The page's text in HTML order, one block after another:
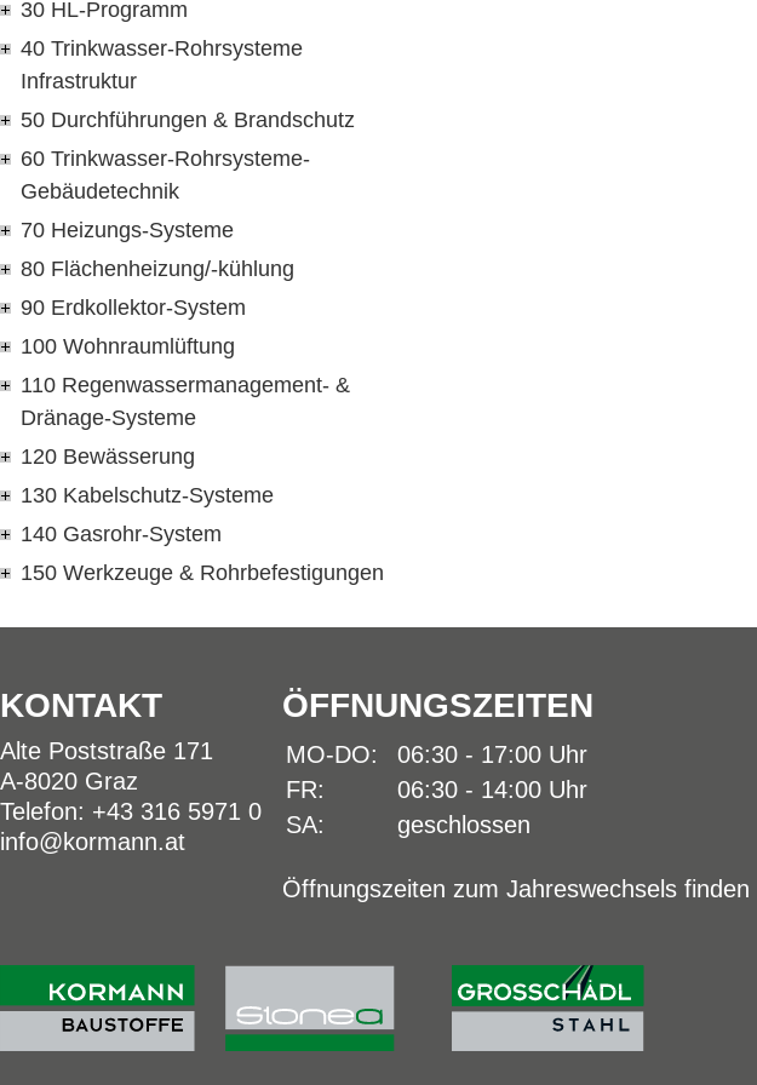
30 HL-Programm
40 Trinkwasser-Rohrsysteme
Infrastruktur
50 Durchführungen & Brandschutz
60 Trinkwasser-Rohrsysteme-
Gebäudetechnik
70 Heizungs-Systeme
80 Flächenheizung/-kühlung
90 Erdkollektor-System
100 Wohnraumlüftung
110 Regenwassermanagement- &
Dränage-Systeme
120 Bewässerung
130 Kabelschutz-Systeme
140 Gasrohr-System
150 Werkzeuge & Rohrbefestigungen
KONTAKT
Alte Poststraße 171
A-8020 Graz
Telefon: +43 316 5971 0
info@kormann.at
ÖFFNUNGSZEITEN
MO-DO:
06:30 - 17:00 Uhr
FR:
06:30 - 14:00 Uhr
SA:
geschlossen
Öffnungszeiten zum Jahreswechsels finden